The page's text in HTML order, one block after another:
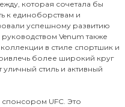
которая сочетала бы
к единоборствам и
успешному развитию
Venum также
в стиле спортшик и
более широкий круг
стиль и активный
спонсором UFC. Это